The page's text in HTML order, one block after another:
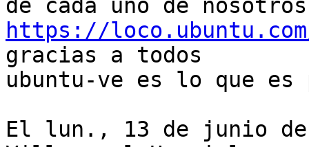
https://
gracias a todos
ubuntu-ve es lo que
El lun., 13 de junio de